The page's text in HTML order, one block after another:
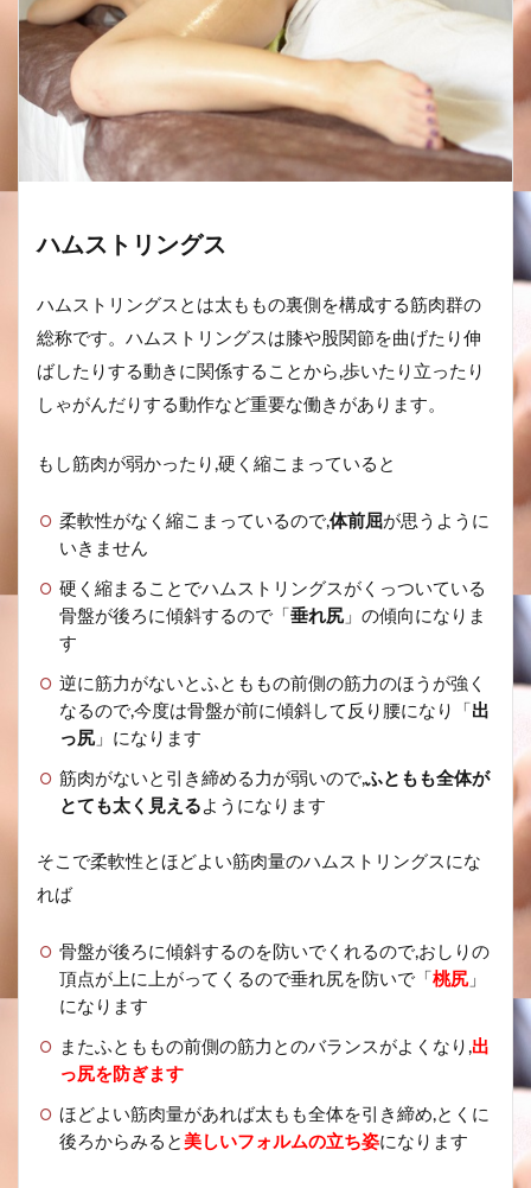
ハムストリングス
ハムストリングスとは太ももの裏側を構成する筋肉群の
総称です。ハムストリングスは膝や股関節を曲げたり伸
ばしたりする動きに関係することから,歩いたり立ったり
しゃがんだりする動作など重要な働きがあります。
もし筋肉が弱かったり,硬く縮こまっていると
柔軟性がなく縮こまっているので,体前屈が思うように
いきません
硬く縮まることでハムストリングスがくっついている
骨盤が後ろに傾斜するので「 垂れ尻」の傾向になりま
す
逆に筋力がないとふとももの前側の筋力のほうが強く
なるので,今度は骨盤が前に傾斜して反り腰になり「 出
っ尻」になります
筋肉がないと引き締める力が弱いので,ふともも全体が
とても太く見える ようになります
そこで柔軟性とほどよい筋肉量のハムストリングスにな
れば
骨盤が後ろに傾斜するのを防いでくれるので,おしりの
頂点が上に上がってくるので垂れ尻を防いで「 桃尻」
になります
またふとももの前側の筋力とのバランスがよくなり,出
っ尻を防ぎます
ほどよい筋肉量があれば太もも全体を引き締め,とくに
後ろからみると 美しいフォルムの立ち姿になります